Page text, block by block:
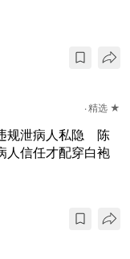
精选 ★
规泄病人私隐 陈
人信任才配穿白袍